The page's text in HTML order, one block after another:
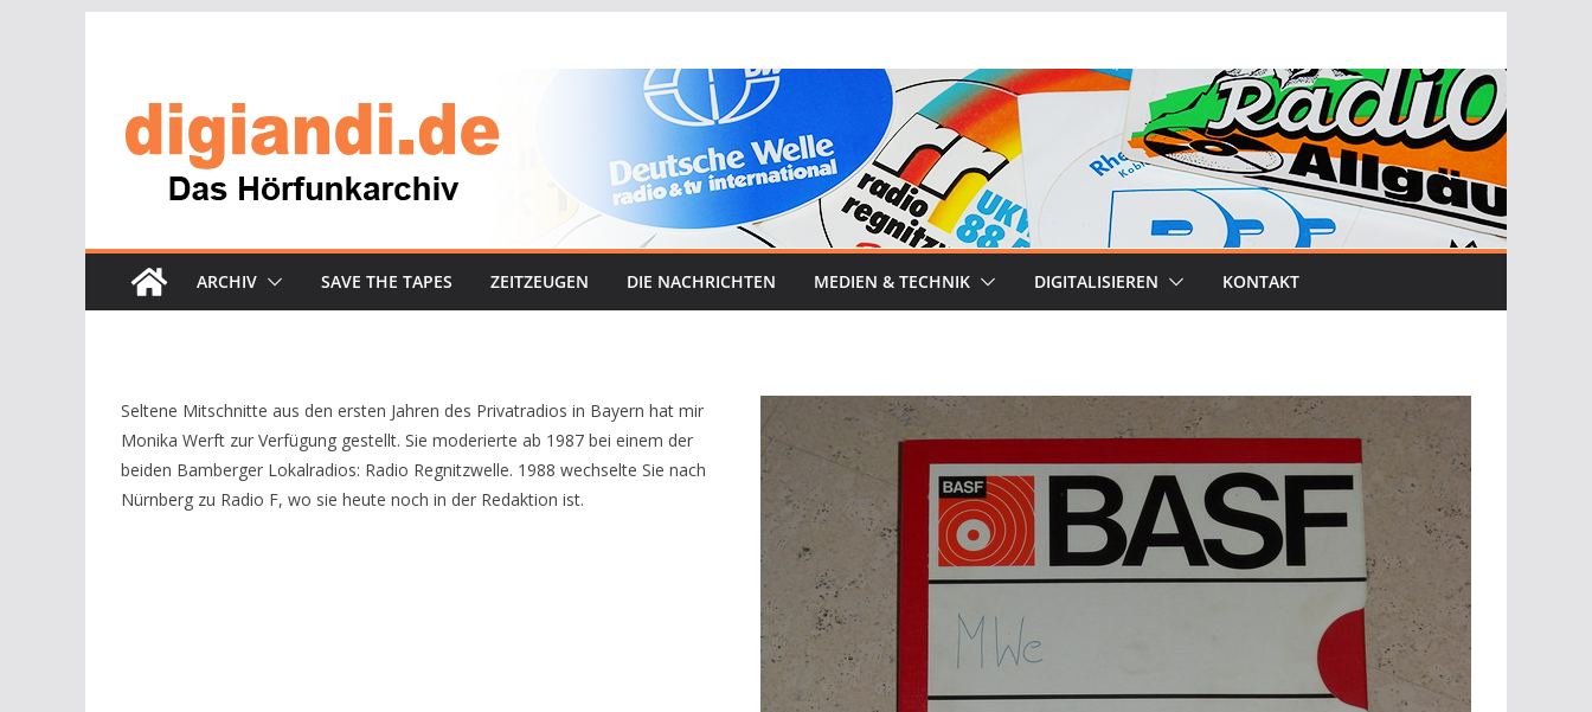
ARCHIV SAVE THE TAPES ZEITZEUGEN DIE NACHRICHTEN MEDIEN & TECHNIK DIGITALISIEREN KONTAKT
Seltene Mitschnitte aus den ersten Jahren des Privatradios in Bayern hat mir
Monika Werft zur Verfügung gestellt. Sie moderierte ab 1987 bei einem der
beiden Bamberger Lokalradios: Radio Regnitzwelle. 1988 wechselte Sie nach
Nürnberg zu Radio F, wo sie heute noch in der Redaktion ist.